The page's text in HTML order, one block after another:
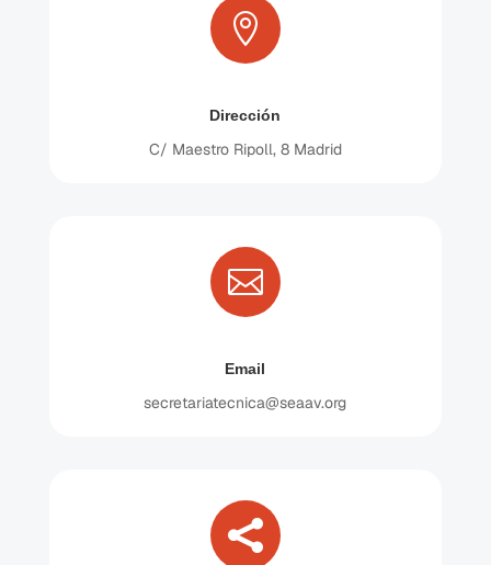

Dirección
C/ Maestro Ripoll, 8 Madrid

Email
secretariatecnica@seaav.org
